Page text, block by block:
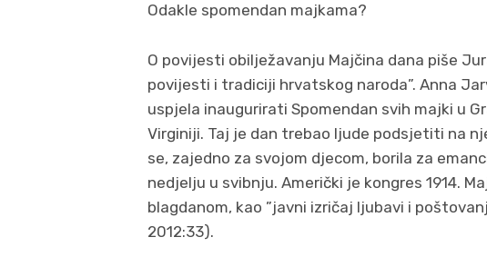
Odakle spomendan majkama?
O povijesti obilježavanju Majčina dana piše
povijesti i tradiciji hrvatskog naroda”. Anna
uspjela inaugurirati Spomendan svih majki u
Virginiji. Taj je dan trebao ljude podsjetiti na
se, zajedno za svojom djecom, borila za
nedjelju u svibnju. Američki je kongres 1914.
blagdanom, kao ”javni izričaj ljubavi i
2012:33).